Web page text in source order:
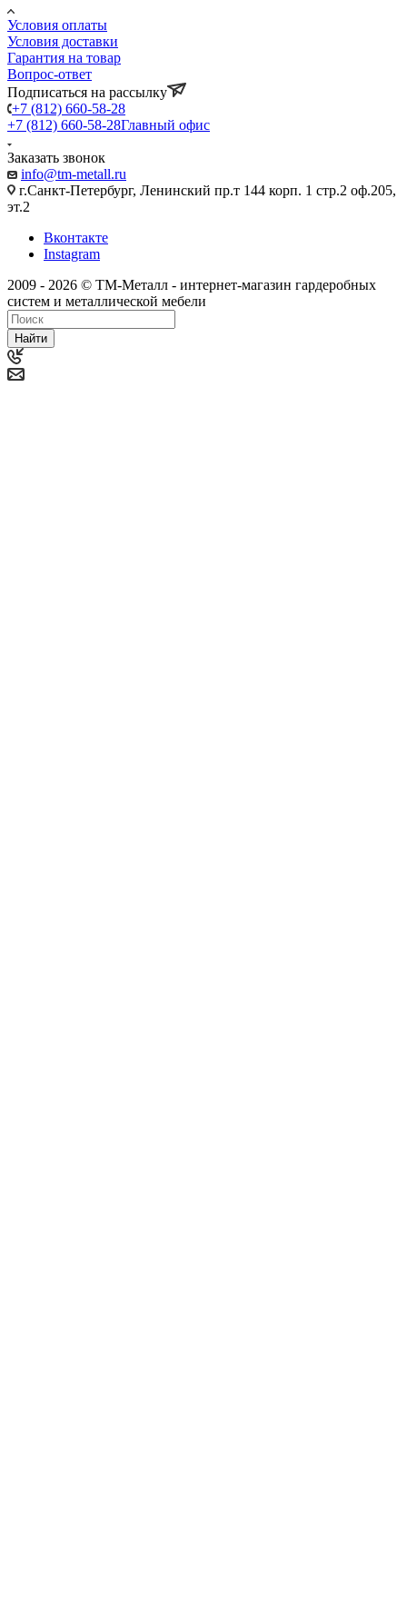
Условия оплаты
Условия доставки
Гарантия на товар
Вопрос-ответ
Подписаться на рассылку
+7 (812) 660-58-28
+7 (812) 660-58-28Главный офис
Заказать звонок
info@tm-metall.ru
г.Санкт-Петербург, Ленинский пр.т 144 корп. 1 стр.2 оф.205,
эт.2
Вконтакте
Instagram
2009 - 2026 © ТМ-Металл - интернет-магазин гардеробных
систем и металлической мебели
Найти